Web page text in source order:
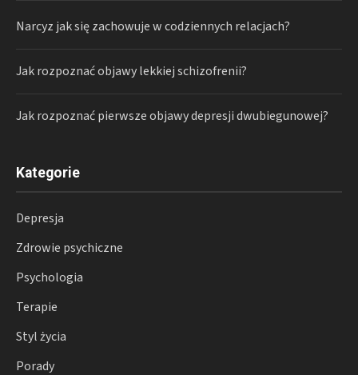
Narcyz jak się zachowuje w codziennych relacjach?
Jak rozpoznać objawy lekkiej schizofrenii?
Jak rozpoznać pierwsze objawy depresji dwubiegunowej?
Kategorie
Depresja
Zdrowie psychiczne
Psychologia
Terapie
Styl życia
Porady